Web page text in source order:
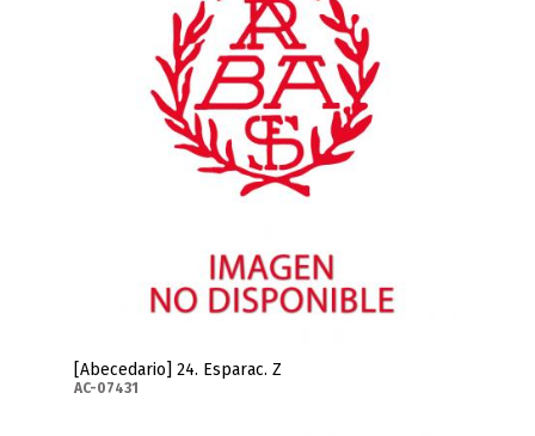
[Abecedario] 24. Esparac. Z
AC-07431